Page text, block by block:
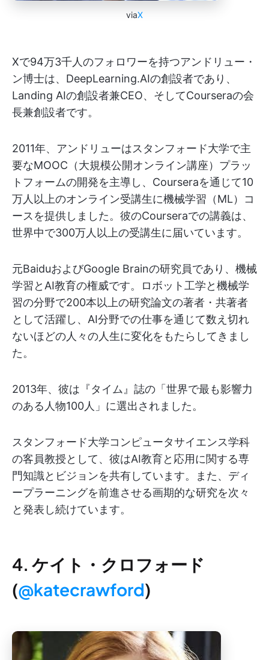
viaX
Xで94万3千人のフォロワーを持つアンドリュー・
ン博士は、DeepLearning.AIの創設者であり、
Landing AIの創設者兼CEO、そしてCourseraの会
長兼創設者です。
2011年、アンドリューはスタンフォード大学で主
要なMOOC（大規模公開オンライン講座）プラッ
トフォームの開発を主導し、Courseraを通じて10
万人以上のオンライン受講生に機械学習（ML）コ
ースを提供しました。彼のCourseraでの講義は、
世界中で300万人以上の受講生に届いています。
元BaiduおよびGoogle Brainの研究員であり、機械
学習とAI教育の権威です。ロボット工学と機械学
習の分野で200本以上の研究論文の著者・共著者
として活躍し、AI分野での仕事を通じて数え切れ
ないほどの人々の人生に変化をもたらしてきまし
た。
2013年、彼は『タイム』誌の「世界で最も影響力
のある人物100人」に選出されました。
スタンフォード大学コンピュータサイエンス学科
の客員教授として、彼はAI教育と応用に関する専
門知識とビジョンを共有しています。また、ディ
ープラーニングを前進させる画期的な研究を次々
と発表し続けています。
4. ケイト・クロフォード
(@katecrawford)